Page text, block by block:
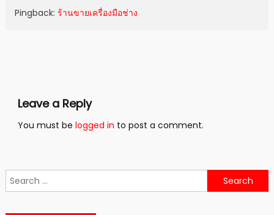
Pingback: ร้านขายเครื่องมือช่าง
Leave a Reply
You must be logged in to post a comment.
Search
for: